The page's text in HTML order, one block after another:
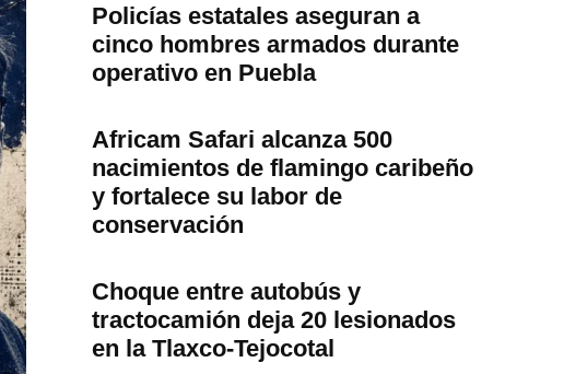
Policías estatales aseguran a
cinco hombres armados durante
operativo en Puebla
Africam Safari alcanza 500
nacimientos de flamingo caribeño
y fortalece su labor de
conservación
Choque entre autobús y
tractocamión deja 20 lesionados
en la Tlaxco-Tejocotal